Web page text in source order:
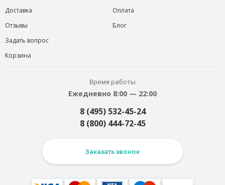
Доставка
Отзывы
Задать вопрос
Корзина
Оплата
Блог
Время работы
Ежедневно 8:00 — 22:00
8 (495) 532-45-24
8 (800) 444-72-45
Заказать звонок